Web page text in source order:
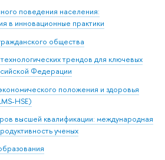
поведения населения:
в инновационные практики
общества
трендов для ключевых
Федерации
положения и здоровья
HSE)
высшей квалификации: международная
ученых